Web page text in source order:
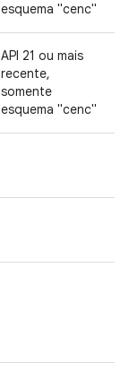
esquema "cenc"
API 21 ou mais
recente,
somente
esquema "cenc"